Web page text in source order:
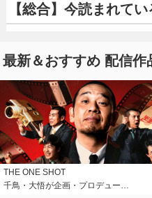
【総合】今読まれて
最新＆おすすめ 配信作
THE ONE SHOT
千鳥・大悟が企画・プロデュー…